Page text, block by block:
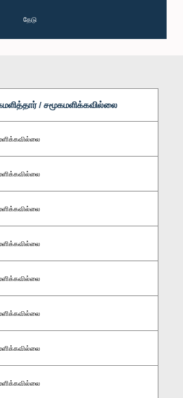
தேடு
/ சமூகமளிக்கவில்லை